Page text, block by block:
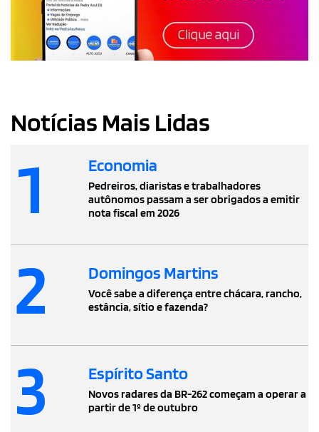
Notícias Mais Lidas
1 Economia
Pedreiros, diaristas e trabalhadores
autônomos passam a ser obrigados a emitir
nota fiscal em 2026
2 Domingos Martins
Você sabe a diferença entre chácara, rancho,
estância, sítio e fazenda?
3 Espírito Santo
Novos radares da BR-262 começam a operar a
partir de 1º de outubro